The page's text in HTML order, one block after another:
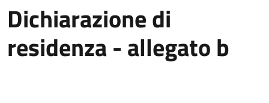
Dichiarazione di
residenza - allegato b